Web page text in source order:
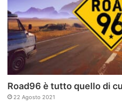
Road96 è tutto quello di
22 Agosto 2021